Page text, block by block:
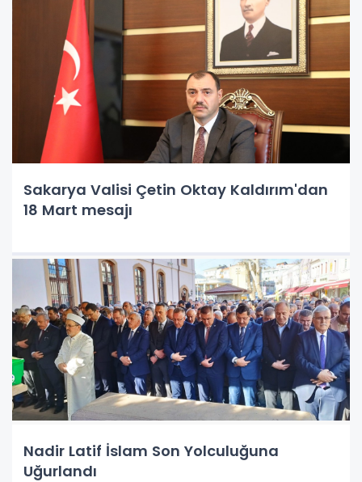
Sakarya Valisi Çetin Oktay Kaldırım'dan
18 Mart mesajı
Nadir Latif İslam Son Yolculuğuna
Uğurlandı